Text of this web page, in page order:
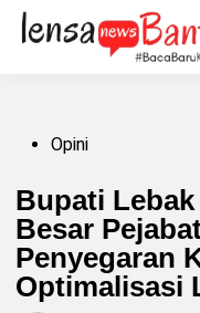
Skip
content
Posted
Opini
Bupati
Besar
Penyegaran
Optimalisasi